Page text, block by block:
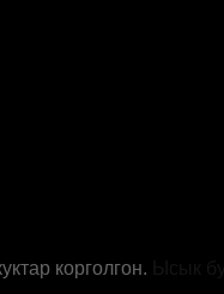
корголгон.